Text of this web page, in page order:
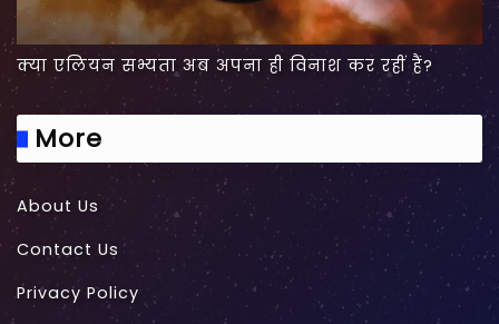
क्या एलियन सभ्यता अब अपना ही विनाश कर रहीं हैं?
More
About Us
Contact Us
Privacy Policy